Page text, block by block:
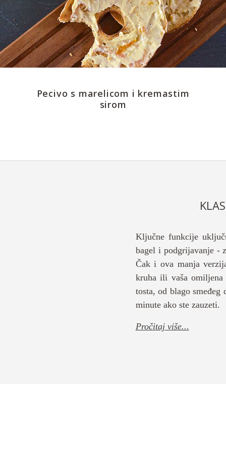
Pecivo s marelicom i kremastim
sirom
Ključne funkcije
bagel i podgrijavanje -
Čak i ova manja
kruha ili vaša omiljena
tosta, od blago
minute ako ste zauzeti.
Pročitaj više...